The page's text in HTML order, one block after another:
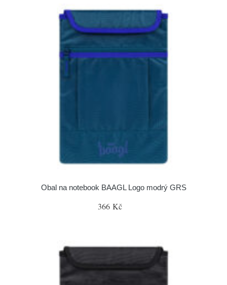
Obal na notebook BAAGL Logo modrý GRS
366 Kč